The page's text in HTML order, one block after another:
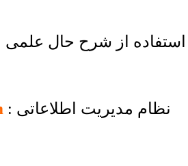
از شرح حال علمی
: نظام مدیریت اطلاعاتی